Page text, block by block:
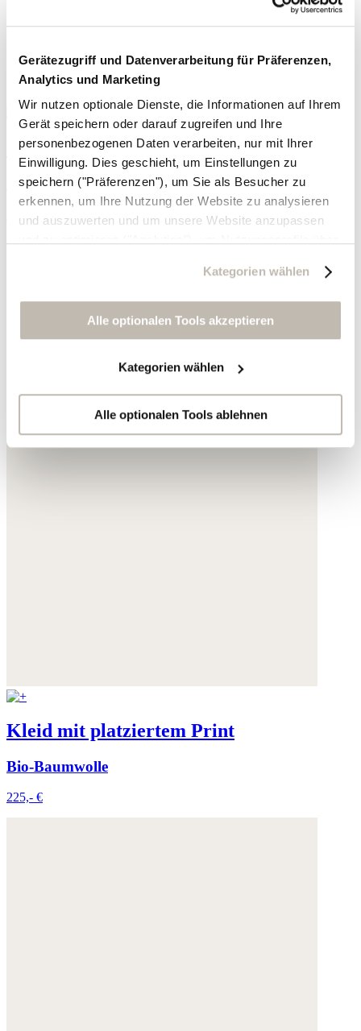
Gerätezugriff und Datenverarbeitung für Präferenzen,
Analytics und Marketing
Wir nutzen optionale Dienste, die Informationen auf Ihrem
Gerät speichern oder darauf zugreifen und Ihre
personenbezogenen Daten verarbeiten, nur mit Ihrer
Einwilligung. Dies geschieht, um Einstellungen zu
speichern ("Präferenzen"), um Sie als Besucher zu
erkennen, um Ihre Nutzung der Website zu analysieren
und auszuwerten und um unsere Website anzupassen
zu erstellen, um personalisierte Werbung auszuliefern,
Sie erneut mit Werbung anzusprechen sowie um unsere
Werbekampagnen auszuwerten ("Marketing").
Ihre Daten werden mit Dienstanbietern geteilt, die wir in
der Datenschutzerklärung genauer auflisten oder wenn
Sie auf "Kategorien wählen" klicken.
Indem Sie auf "Alle optionalen Tools akzeptieren" klicken,
Kategorien wählen
Alle optionalen Tools akzeptieren
Kategorien wählen
Alle optionalen Tools ablehnen
Kariertes Hemdblusenkleid
Feine Baumwolle
198,- €
Kleid mit platziertem Print
Bio-Baumwolle
225,- €